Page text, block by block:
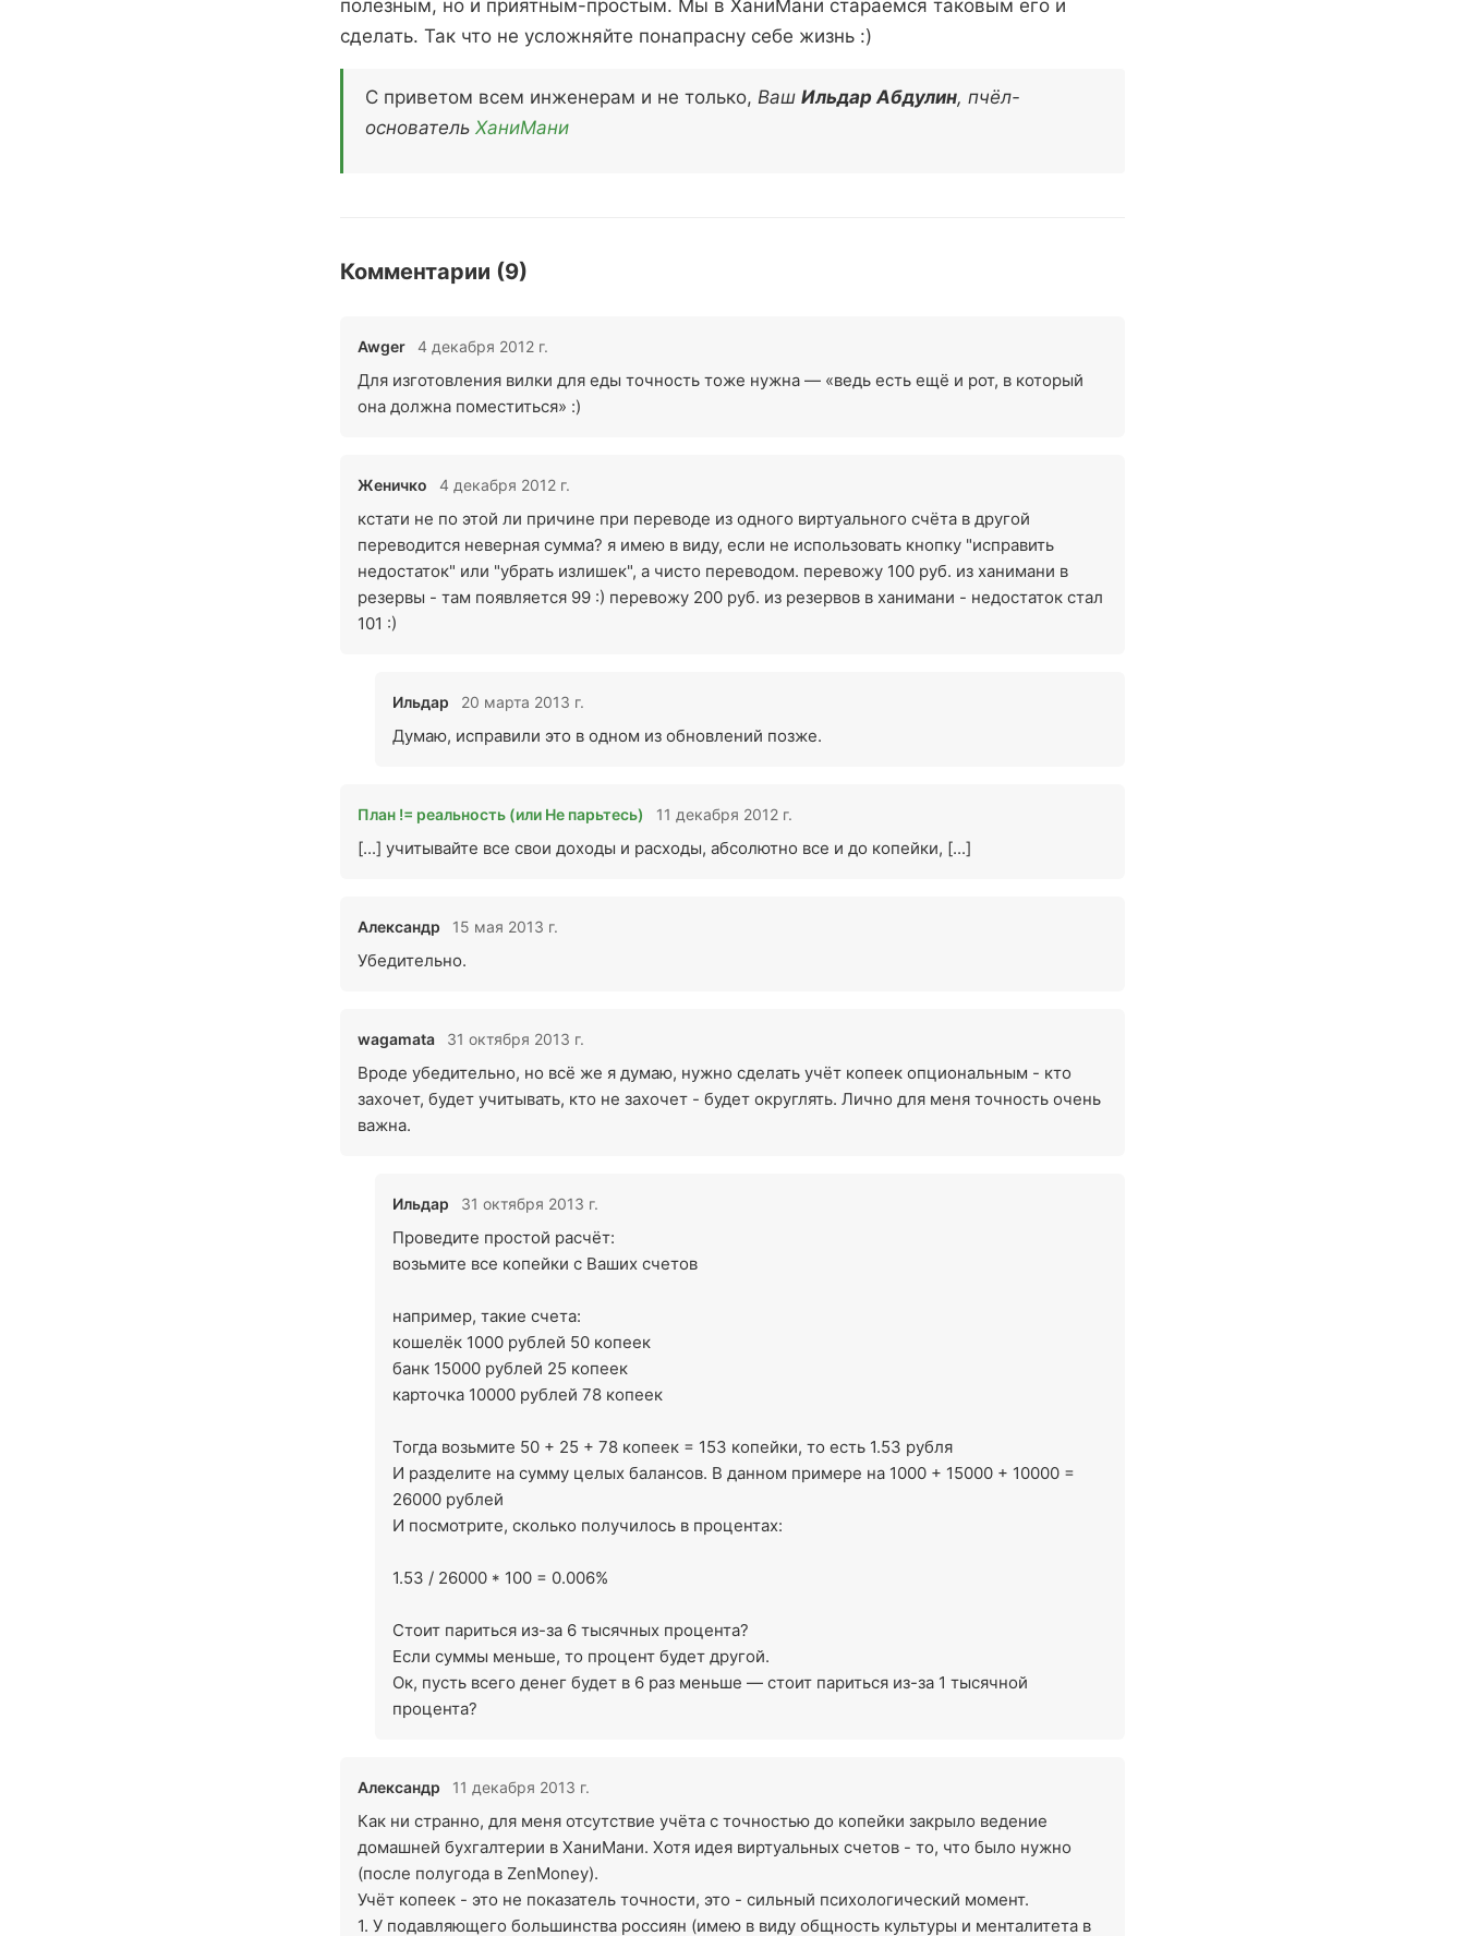
полезным, но и приятным-простым. Мы в ХаниМани стараемся таковым его и
сделать. Так что не усложняйте понапрасну себе жизнь :)
С приветом всем инженерам и не только, Ваш Ильдар Абдулин, пчёл-
основатель ХаниМани
Комментарии (9)
Awger 4 декабря 2012 г.
Для изготовления вилки для еды точность тоже нужна — «ведь есть ещё и рот, в который
она должна поместиться» :)
Женичко 4 декабря 2012 г.
кстати не по этой ли причине при переводе из одного виртуального счёта в другой
переводится неверная сумма? я имею в виду, если не использовать кнопку "исправить
недостаток" или "убрать излишек", а чисто переводом. перевожу 100 руб. из ханимани в
резервы - там появляется 99 :) перевожу 200 руб. из резервов в ханимани - недостаток стал
101 :)
Ильдар 20 марта 2013 г.
Думаю, исправили это в одном из обновлений позже.
План != реальность (или Не парьтесь) 11 декабря 2012 г.
[...] учитывайте все свои доходы и расходы, абсолютно все и до копейки, [...]
Александр 15 мая 2013 г.
Убедительно.
wagamata 31 октября 2013 г.
Вроде убедительно, но всё же я думаю, нужно сделать учёт копеек опциональным - кто
захочет, будет учитывать, кто не захочет - будет округлять. Лично для меня точность очень
важна.
Ильдар 31 октября 2013 г.
Проведите простой расчёт:
возьмите все копейки с Ваших счетов
например, такие счета:
кошелёк 1000 рублей 50 копеек
банк 15000 рублей 25 копеек
карточка 10000 рублей 78 копеек
Тогда возьмите 50 + 25 + 78 копеек = 153 копейки, то есть 1.53 рубля
И разделите на сумму целых балансов. В данном примере на 1000 + 15000 + 10000 =
26000 рублей
И посмотрите, сколько получилось в процентах:
1.53 / 26000 * 100 = 0.006%
Стоит париться из-за 6 тысячных процента?
Если суммы меньше, то процент будет другой.
Ок, пусть всего денег будет в 6 раз меньше — стоит париться из-за 1 тысячной
процента?
Александр 11 декабря 2013 г.
Как ни странно, для меня отсутствие учёта с точностью до копейки закрыло ведение
домашней бухгалтерии в ХаниМани. Хотя идея виртуальных счетов - то, что было нужно
(после полугода в ZenMoney).
Учёт копеек - это не показатель точности, это - сильный психологический момент.
1. У подавляющего большинства россиян (имею в виду общность культуры и менталитета в